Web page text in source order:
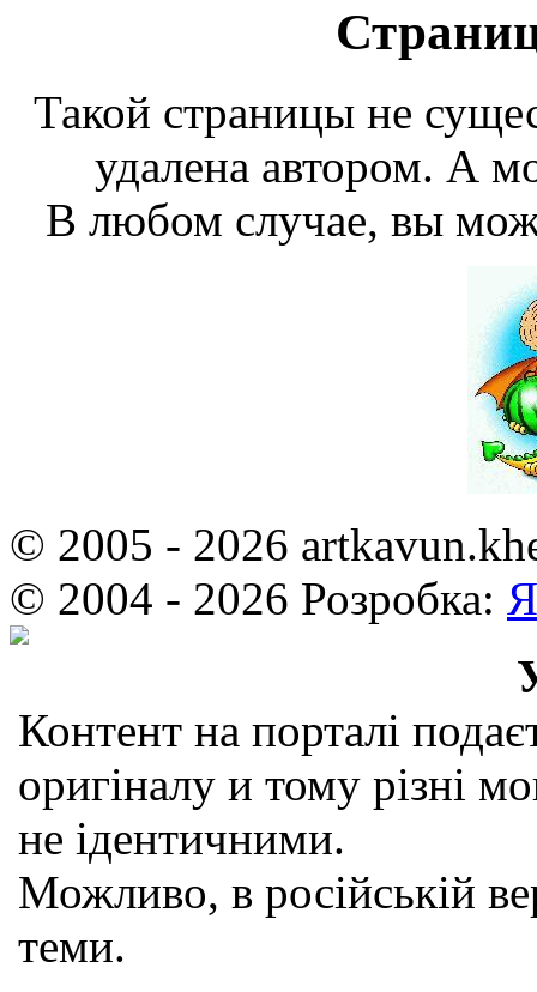
Такой страницы не
удалена автором. А
В любом случае, вы
© 2005 - 2026
© 2004 - 2026 Розробка:
Контент на порталі
оригіналу и тому різні
не ідентичними.
Можливо, в російській
теми.